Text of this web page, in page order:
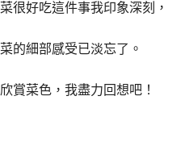
很好吃這件事我印象深刻，
的細部感受已淡忘了。
賞菜色，我盡力回想吧！